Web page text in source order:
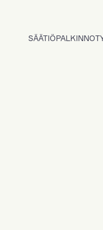
SÄÄTIÖPALKINNOT